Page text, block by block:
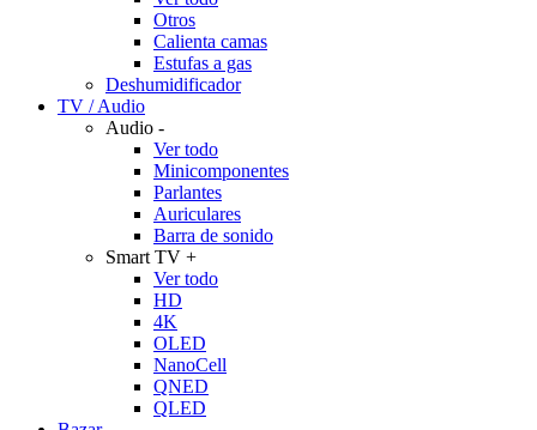
Otros
Calienta camas
Estufas a gas
Deshumidificador
TV / Audio
Audio -
Ver todo
Minicomponentes
Parlantes
Auriculares
Barra de sonido
Smart TV +
Ver todo
HD
4K
OLED
NanoCell
QNED
QLED